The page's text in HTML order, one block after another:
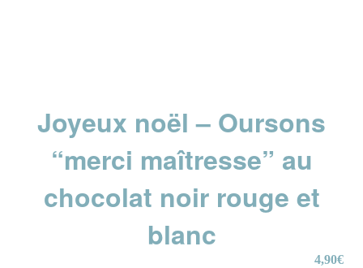
Joyeux noël – Oursons
“merci maîtresse” au
chocolat noir rouge et
blanc
4,90€